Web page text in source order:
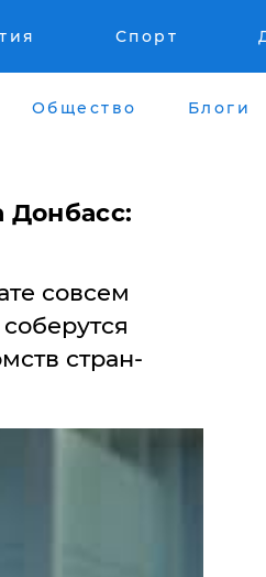
Спорт
Общество Блоги
Донбасс:
совсем
стран-